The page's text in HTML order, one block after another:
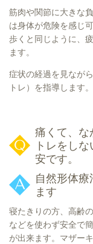
筋肉や関節に大きな
は身体が危険を感じ
歩くと同じように、
ます。
症状の経過を見なが
トレ）を指導します。
痛くて、な
トレをし
安です。
自然形体
ます
寝たきりの方、高齢
などを使わず安全で
が出来ます。マザー